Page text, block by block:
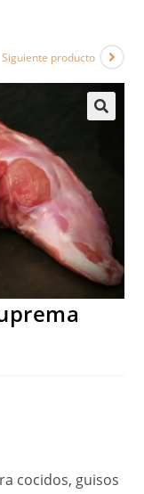
Siguiente producto
cocidos, guisos